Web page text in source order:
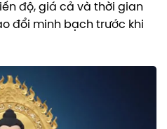
độ, giá cả và thời gian
đổi minh bạch trước khi